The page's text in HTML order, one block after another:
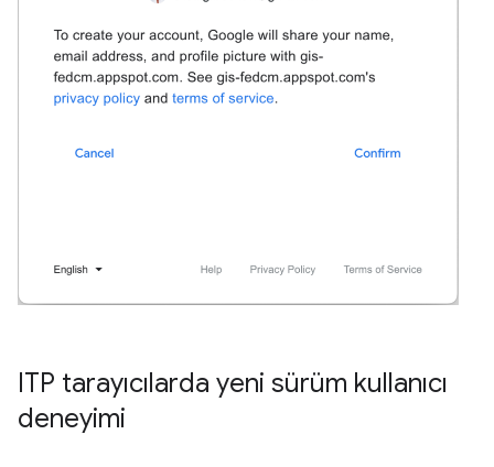
ITP tarayıcılarda yeni sürüm kullanıcı
deneyimi